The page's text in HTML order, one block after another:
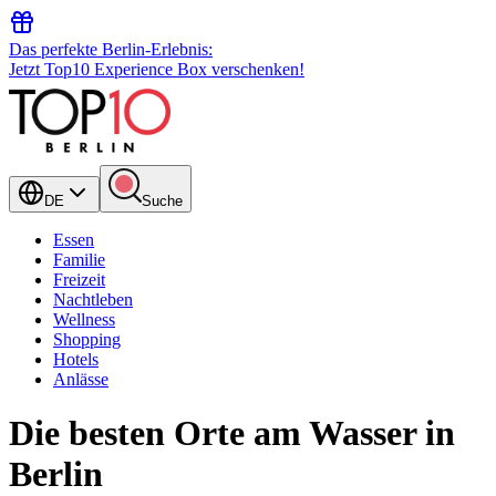
Das perfekte Berlin-Erlebnis:
Jetzt Top10 Experience Box verschenken!
DE Suche
Essen
Familie
Freizeit
Nachtleben
Wellness
Shopping
Hotels
Anlässe
Die besten Orte am Wasser in
Berlin